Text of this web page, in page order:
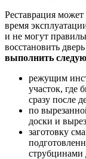
Реставрация может
время
и не могут
восстановить
выполнить
режущим
участок, где
сразу после
по
доски и
заготовку
струбцинами